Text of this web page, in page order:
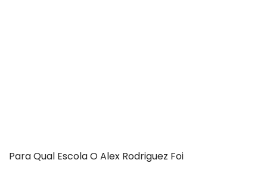
Para Qual Escola O Alex Rodriguez Foi